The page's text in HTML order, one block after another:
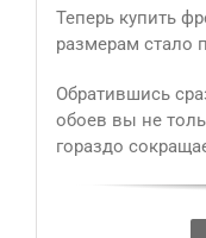
Теперь купить
размерам стало
Обратившись
обоев вы не
гораздо